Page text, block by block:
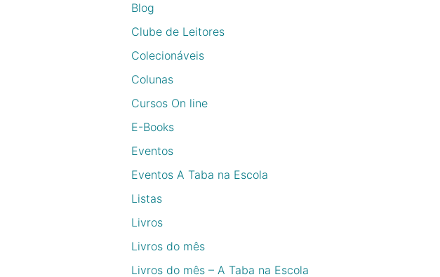
Blog
Clube de Leitores
Colecionáveis
Colunas
Cursos On line
E-Books
Eventos
Eventos A Taba na Escola
Listas
Livros
Livros do mês
Livros do mês – A Taba na Escola